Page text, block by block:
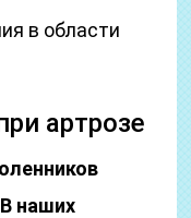
в области
артрозе
наших